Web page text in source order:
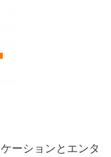
ーションとエンタ